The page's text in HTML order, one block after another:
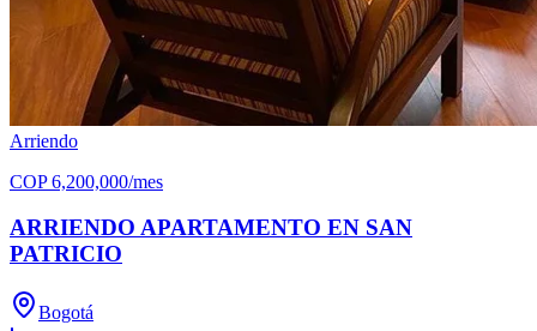
Arriendo
COP 6,200,000/mes
ARRIENDO APARTAMENTO EN SAN
PATRICIO
Bogotá